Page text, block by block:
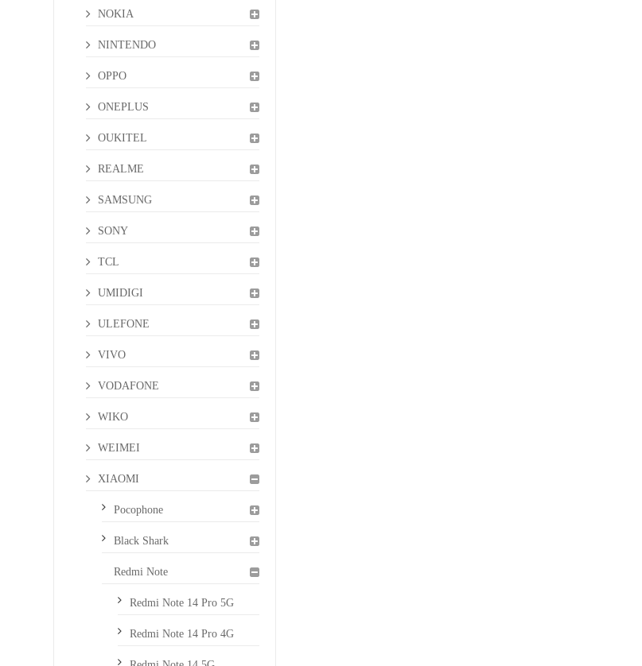
NOKIA
NINTENDO
OPPO
ONEPLUS
OUKITEL
REALME
SAMSUNG
SONY
TCL
UMIDIGI
ULEFONE
VIVO
VODAFONE
WIKO
WEIMEI
XIAOMI
Pocophone
Black Shark
Redmi Note
Redmi Note 14 Pro 5G
Redmi Note 14 Pro 4G